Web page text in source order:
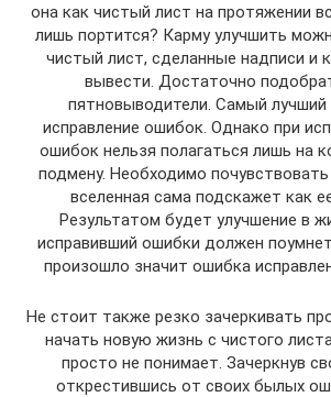
она как чистый лист на протяжении
лишь портится? Карму улучшить
чистый лист, сделанные надписи и
вывести. Достаточно
пятновыводители. Самый лучший
исправление ошибок. Однако при
ошибок нельзя полагаться лишь на
подмену. Необходимо
вселенная сама подскажет как
Результатом будет улучшение в
исправивший ошибки должен
произошло значит ошибка
Не стоит также резко зачеркивать
начать новую жизнь с чистого
просто не понимает. Зачеркнув
открестившись от своих былых